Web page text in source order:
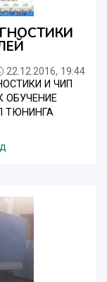
22.12.2016, 19:44
И ЧИП
ОБУЧЕНИЕ
ТЮНИНГА